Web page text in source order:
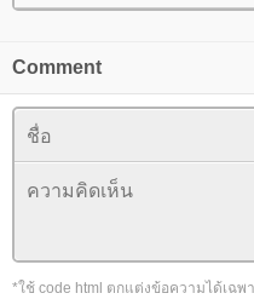
Comment
*ใช้ code html ตกแต่งข้อความได้เฉพ